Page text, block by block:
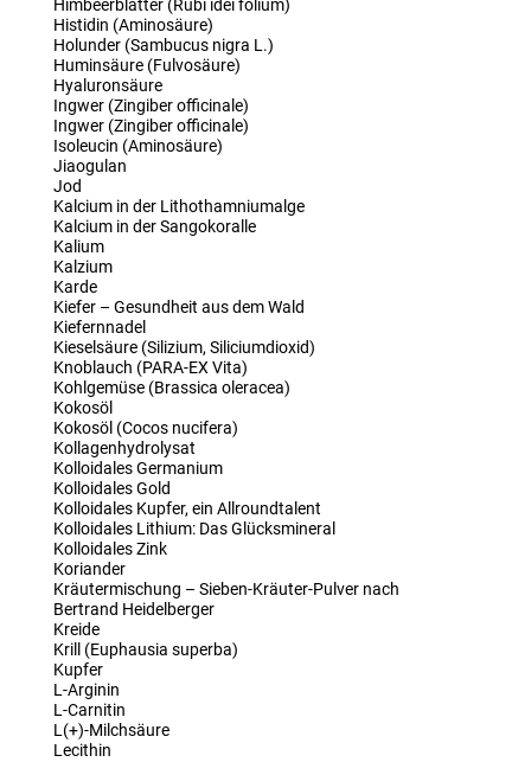
Himbeerblätter (Rubi idei folium)
Histidin (Aminosäure)
Holunder (Sambucus nigra L.)
Huminsäure (Fulvosäure)
Hyaluronsäure
Ingwer (Zingiber officinale)
Ingwer (Zingiber officinale)
Isoleucin (Aminosäure)
Jiaogulan
Jod
Kalcium in der Lithothamniumalge
Kalcium in der Sangokoralle
Kalium
Kalzium
Karde
Kiefer – Gesundheit aus dem Wald
Kiefernnadel
Kieselsäure (Silizium, Siliciumdioxid)
Knoblauch (PARA-EX Vita)
Kohlgemüse (Brassica oleracea)
Kokosöl
Kokosöl (Cocos nucifera)
Kollagenhydrolysat
Kolloidales Germanium
Kolloidales Gold
Kolloidales Kupfer, ein Allroundtalent
Kolloidales Lithium: Das Glücksmineral
Kolloidales Zink
Koriander
Kräutermischung – Sieben-Kräuter-Pulver nach
Bertrand Heidelberger
Kreide
Krill (Euphausia superba)
Kupfer
L-Arginin
L-Carnitin
L(+)-Milchsäure
Lecithin